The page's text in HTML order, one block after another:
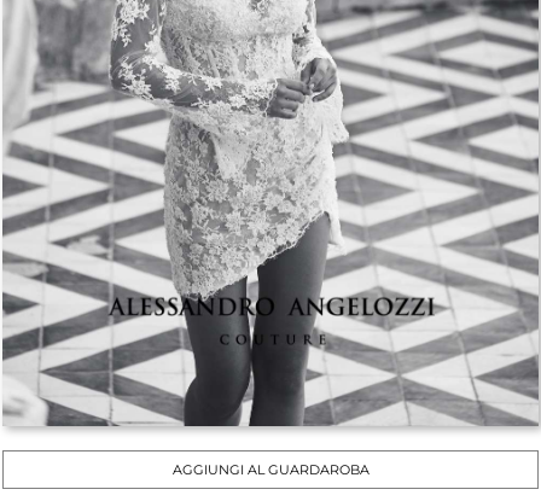
AGGIUNGI AL GUARDAROBA